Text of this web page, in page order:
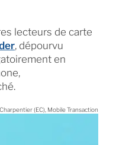
lecteurs de carte
, dépourvu
en
(EC), Mobile Transaction